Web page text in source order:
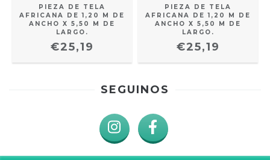
PIEZA DE TELA
AFRICANA DE 1,20 M DE
ANCHO X 5,50 M DE
LARGO.
€25,19
PIEZA DE TELA
AFRICANA DE 1,20 M DE
ANCHO X 5,50 M DE
LARGO.
€25,19
SEGUINOS